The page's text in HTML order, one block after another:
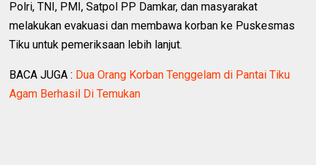
Polri, TNI, PMI, Satpol PP Damkar, dan masyarakat
melakukan evakuasi dan membawa korban ke Puskesmas
Tiku untuk pemeriksaan lebih lanjut.
BACA JUGA : Dua Orang Korban Tenggelam di Pantai Tiku
Agam Berhasil Di Temukan